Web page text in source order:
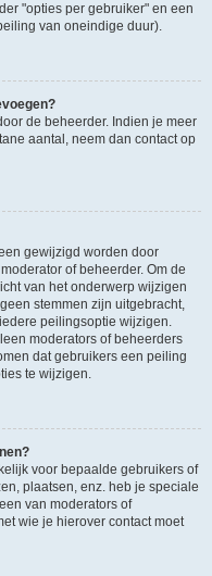
"opties per gebruiker" en een
van oneindige duur).
de beheerder. Indien je meer
aantal, neem dan contact op
gewijzigd worden door
of beheerder. Om de
van het onderwerp wijzigen
stemmen zijn uitgebracht,
peilingsoptie wijzigen.
moderators of beheerders
dat gebruikers een peiling
te wijzigen.
voor bepaalde gebruikers of
plaatsen, enz. heb je speciale
van moderators of
wie je hierover contact moet